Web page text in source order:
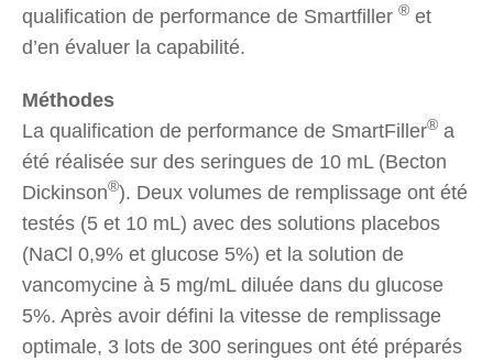
qualification de performance de Smartfiller ® et
d’en évaluer la capabilité.
Méthodes
La qualification de performance de SmartFiller® a
été réalisée sur des seringues de 10 mL (Becton
Dickinson®). Deux volumes de remplissage ont été
testés (5 et 10 mL) avec des solutions placebos
(NaCl 0,9% et glucose 5%) et la solution de
vancomycine à 5 mg/mL diluée dans du glucose
5%. Après avoir défini la vitesse de remplissage
optimale, 3 lots de 300 seringues ont été préparés